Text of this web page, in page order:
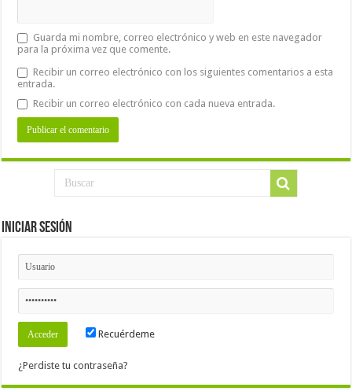
Guarda mi nombre, correo electrónico y web en este navegador
para la próxima vez que comente.
Recibir un correo electrónico con los siguientes comentarios a esta
entrada.
Recibir un correo electrónico con cada nueva entrada.
Iniciar Sesión
Recuérdeme
¿Perdiste tu contraseña?